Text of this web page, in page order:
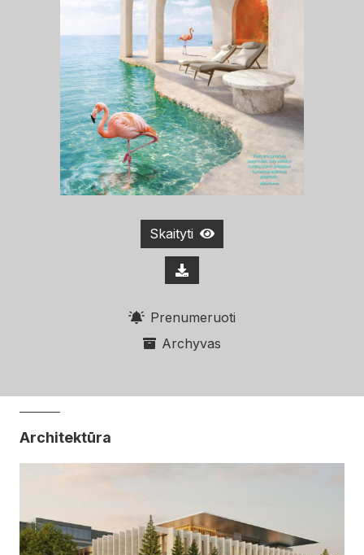
Skaityti
Prenumeruoti
Archyvas
Architektūra